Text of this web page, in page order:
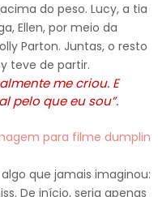
do peso. Lucy, a tia
Ellen, por meio da
Parton. Juntas, o resto
teve de partir.
me criou. E
pelo que eu sou”.
que jamais imaginou:
De início, seria apenas